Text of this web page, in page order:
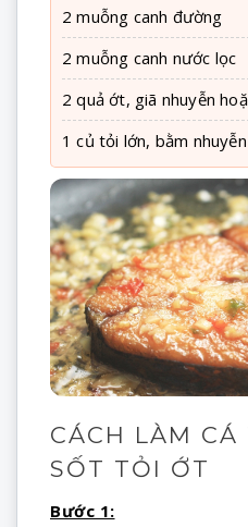
2 muỗng canh đường
2 muỗng canh nước lọc
2 quả ớt, giã nhuyễn
1 củ tỏi lớn, bằm nhuyễn
CÁCH LÀM CÁ
SỐT TỎI ỚT
Bước 1: